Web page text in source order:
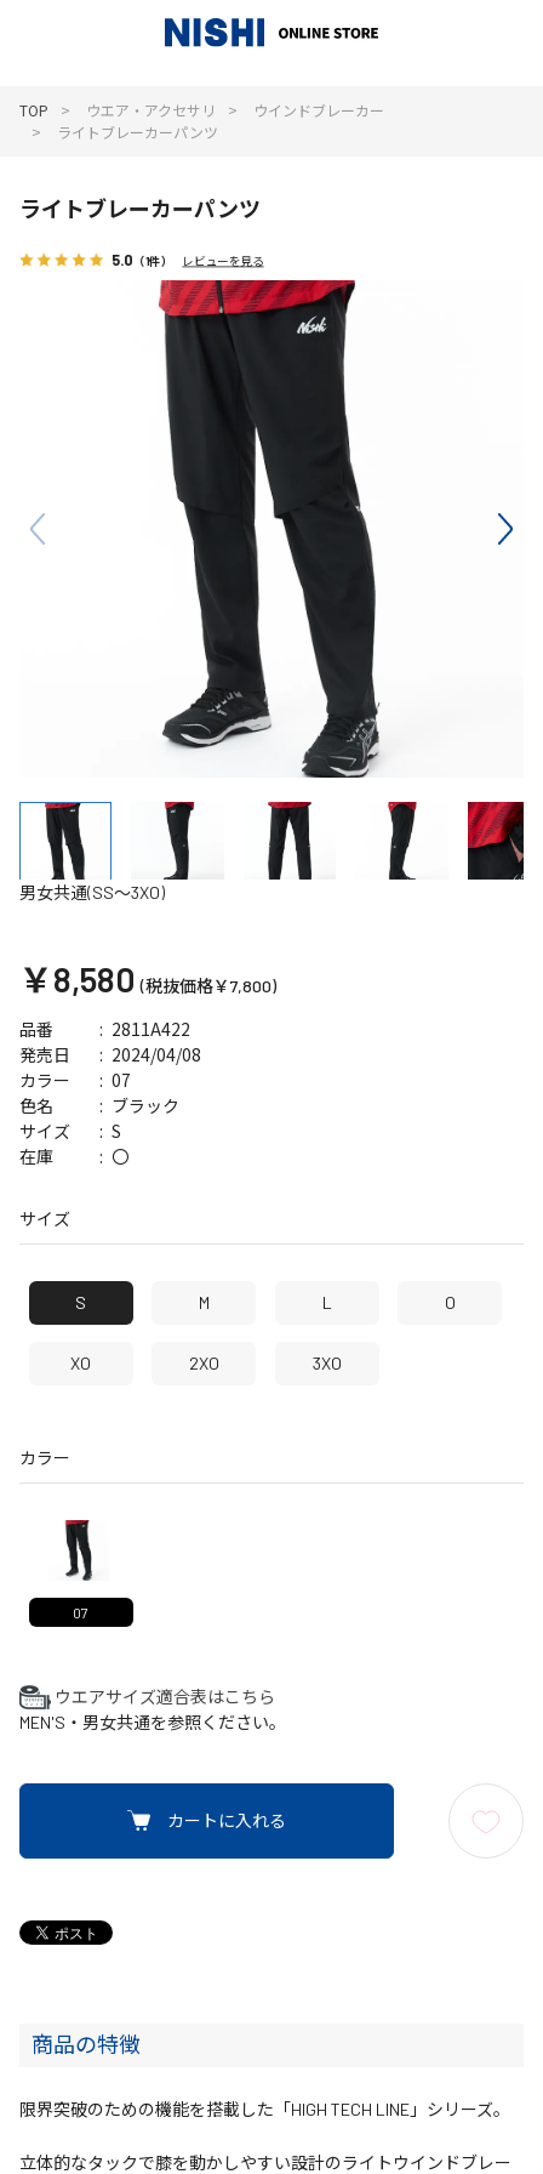
TOP ウエア・アクセサリ
ウインドブレーカー
ライトブレーカーパンツ
ライトブレーカーパンツ
5.0 （1件） レビューを見る
男女共通(SS～3XO)
￥8,580 (税抜価格￥7,800)
品番 2811A422
発売日 2024/04/08
サイズ S
カラー 07
在庫 〇
色名 ブラック
サイズ
S M L O
XO 2XO 3XO
カラー
07
ウエアサイズ適合表はこちら
MEN'S・男女共通を参照ください。
カートに入れる
商品の特徴
限界突破のための機能を搭載した「HIGH TECH LINE」シリーズ。
立体的なタックで膝を動かしやすい設計のライトウインドブレー